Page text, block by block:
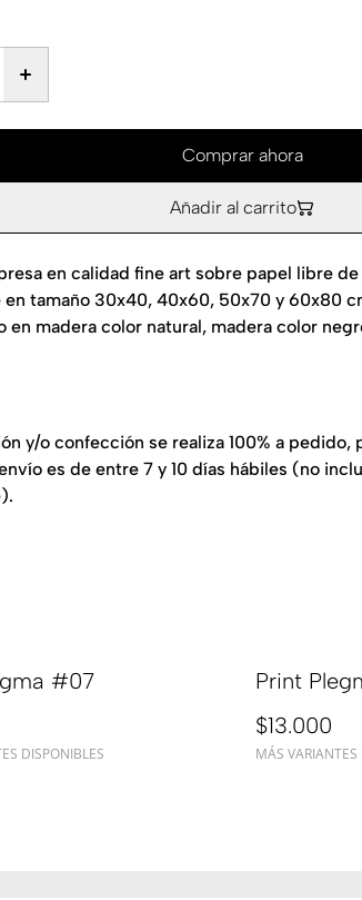
Comprar ahora
Añadir al carrito
en calidad fine art sobre papel libre
tamaño 30x40, 40x60, 50x70 y 60x80
en madera color natural, madera color
y/o confección se realiza 100% a pedido,
es de entre 7 y 10 días hábiles (no
#07
DISPONIBLES
Print
$13.000
MÁS VARIANTES